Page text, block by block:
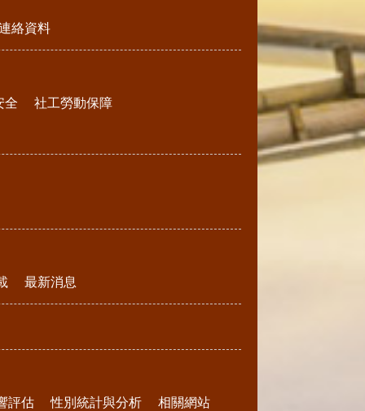
絡資料
全 社工勞動保障
最新消息
評估 性別統計與分析 相關網站